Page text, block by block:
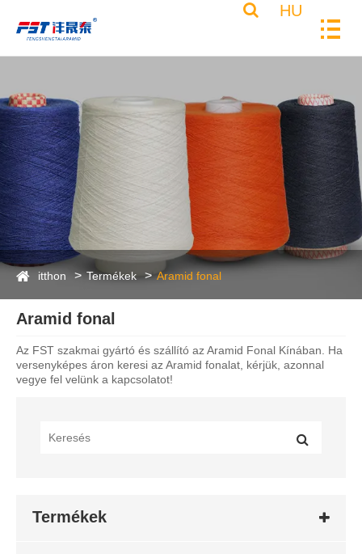
HU
itthon Termékek Aramid fonal
Aramid fonal
Az FST szakmai gyártó és szállító az Aramid Fonal Kínában. Ha
versenyképes áron keresi az Aramid fonalat, kérjük, azonnal
vegye fel velünk a kapcsolatot!
Termékek